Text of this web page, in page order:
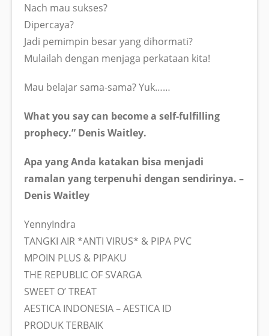
Nach mau sukses?
Dipercaya?
Jadi pemimpin besar yang dihormati?
Mulailah dengan menjaga perkataan kita!
Mau belajar sama-sama? Yuk……
What you say can become a self-fulfilling
prophecy.” Denis Waitley.
Apa yang Anda katakan bisa menjadi
ramalan yang terpenuhi dengan sendirinya. –
Denis Waitley
YennyIndra
TANGKI AIR *ANTI VIRUS* & PIPA PVC
MPOIN PLUS & PIPAKU
THE REPUBLIC OF SVARGA
SWEET O’ TREAT
AESTICA INDONESIA – AESTICA ID
PRODUK TERBAIK